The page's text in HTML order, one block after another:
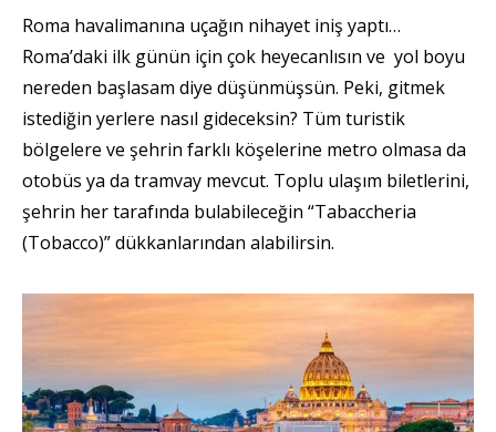
Roma havalimanına uçağın nihayet iniş yaptı…
Roma’daki ilk günün için çok heyecanlısın ve yol boyu
nereden başlasam diye düşünmüşsün. Peki, gitmek
istediğin yerlere nasıl gideceksin? Tüm turistik
bölgelere ve şehrin farklı köşelerine metro olmasa da
otobüs ya da tramvay mevcut. Toplu ulaşım biletlerini,
şehrin her tarafında bulabileceğin “Tabaccheria
(Tobacco)” dükkanlarından alabilirsin.